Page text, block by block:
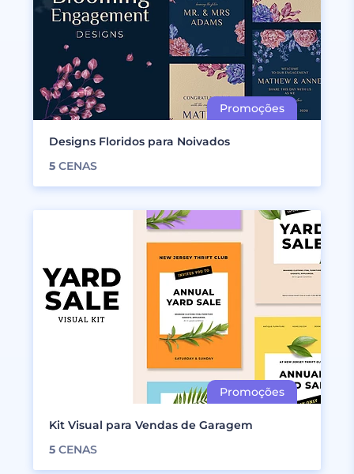
Designs Floridos para Noivados
5 CENAS
Kit Visual para Vendas de Garagem
5 CENAS